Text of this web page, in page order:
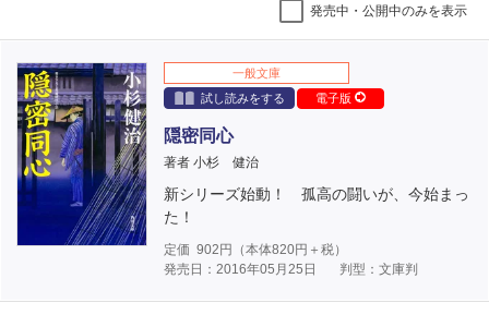
発売中・公開中のみを表示
一般文庫
試し読みをする
電子版
隠密同心
著者 小杉 健治
新シリーズ始動！ 孤高の闘いが、今始まっ
た！
定価 902 円（本体820円＋税）
発売日：2016年05月25日
判型：文庫判